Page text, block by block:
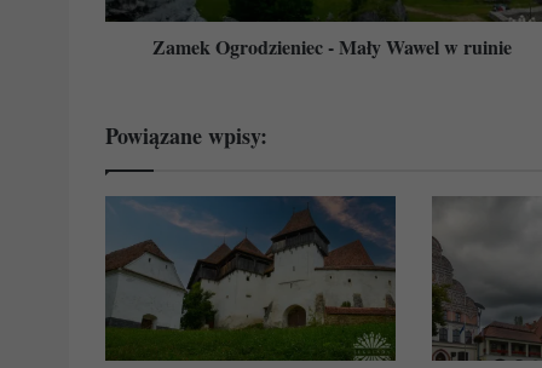
Zamek Ogrodzieniec - Mały Wawel w ruinie
Powiązane wpisy: